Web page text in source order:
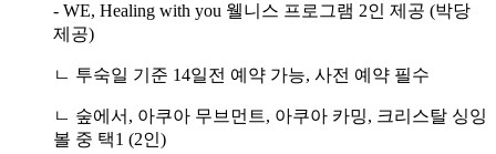
- WE, Healing with you 웰니스 프로그램 2인 제공 (박당
제공)
ㄴ 투숙일 기준 14일전 예약 가능, 사전 예약 필수
ㄴ 숲에서, 아쿠아 무브먼트, 아쿠아 카밍, 크리스탈 싱잉
볼 중 택1 (2인)